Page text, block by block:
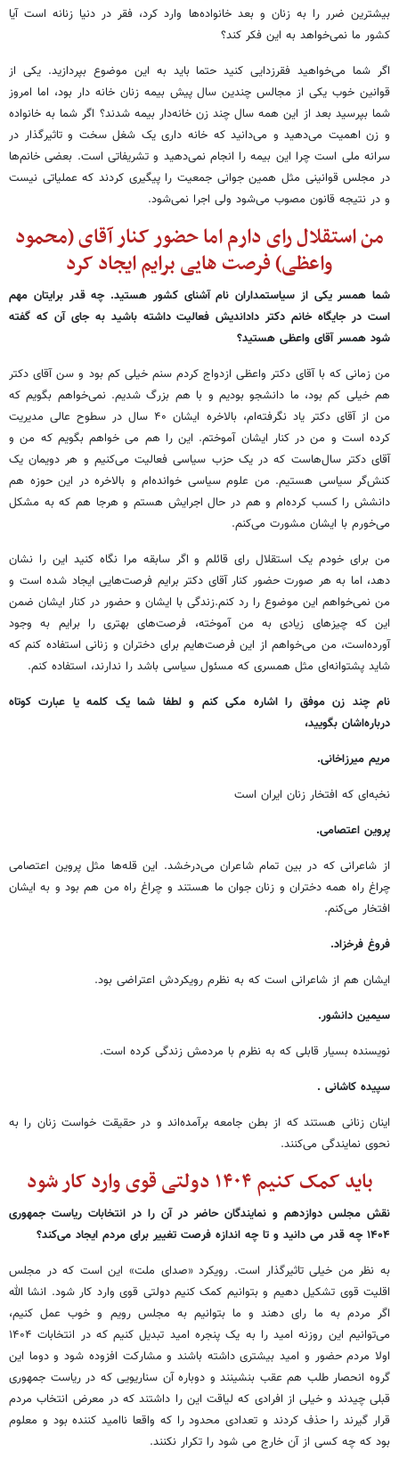
بیشترین ضرر را به زنان و بعد خانواده‌ها وارد کرد، فقر در دنیا زنانه است آیا
کشور ما نمی‌خواهد به این فکر کند؟
اگر شما می‌خواهید فقرزدایی کنید حتما باید به این موضوع بپردازید. یکی از
قوانین خوب یکی از مجالس چندین سال پیش بیمه زنان خانه دار بود، اما امروز
شما بپرسید بعد از این همه سال چند زن خانه‌دار بیمه شدند؟ اگر شما به خانواده
و زن اهمیت می‌دهید و می‌دانید که خانه داری یک شغل سخت و تاثیرگذار در
سرانه ملی است چرا این بیمه را انجام نمی‌دهید و تشریفاتی است. بعضی خانم‌ها
در مجلس قوانینی مثل همین جوانی جمعیت را پیگیری کردند که عملیاتی نیست
و در نتیجه قانون مصوب می‌شود ولی اجرا نمی‌شود.
من استقلال رای دارم اما حضور کنار آقای (محمود
واعظی) فرصت هایی برایم ایجاد کرد
شما همسر یکی از سیاستمداران نام آشنای کشور هستید. چه قدر برایتان مهم
است در جایگاه خانم دکتر داداندیش فعالیت داشته باشید به جای آن که گفته
شود همسر آقای واعظی هستید؟
من زمانی که با آقای دکتر واعظی ازدواج کردم سنم خیلی کم بود و سن آقای دکتر
هم خیلی کم بود، ما دانشجو بودیم و با هم بزرگ شدیم. نمی‌خواهم بگویم که
من از آقای دکتر یاد نگرفته‌ام، بالاخره ایشان ۴۰ سال در سطوح عالی مدیریت
کرده است و من در کنار ایشان آموختم. این را هم می خواهم بگویم که من و
آقای دکتر سال‌هاست که در یک حزب سیاسی فعالیت می‌کنیم و هر دویمان یک
کنش‌گر سیاسی هستیم. من علوم سیاسی خوانده‌ام و بالاخره در این حوزه هم
دانشش را کسب کرده‌ام و هم در حال اجرایش هستم و هرجا هم که به مشکل
می‌خورم با ایشان مشورت می‌کنم.
من برای خودم یک استقلال رای قائلم و اگر سابقه مرا نگاه کنید این را نشان
دهد، اما به هر صورت حضور کنار آقای دکتر برایم فرصت‌هایی ایجاد شده است و
من نمی‌خواهم این موضوع را رد کنم.زندگی با ایشان و حضور در کنار ایشان ضمن
این که چیزهای زیادی به من آموخته، فرصت‌های بهتری را برایم به وجود
آورده‌است، من می‌خواهم از این فرصت‌هایم برای دختران و زنانی استفاده کنم که
شاید پشتوانه‌ای مثل همسری که مسئول سیاسی باشد را ندارند، استفاده کنم.
نام چند زن موفق را اشاره مکی کنم و لطفا شما یک کلمه یا عبارت کوتاه
درباره‌اشان بگویید،
مریم میرزاخانی.
نخبه‌ای که افتخار زنان ایران است
پروین اعتصامی.
از شاعرانی که در بین تمام شاعران می‌درخشد. این قله‌ها مثل پروین اعتصامی
چراغ راه همه دختران و زنان جوان ما هستند و چراغ راه من هم بود و به ایشان
افتخار می‌کنم.
فروغ فرخزاد.
ایشان هم از شاعرانی است که به نظرم رویکردش اعتراضی بود.
سیمین دانشور.
نویسنده بسیار قابلی که به نظرم با مردمش زندگی کرده است.
سپیده کاشانی .
اینان زنانی هستند که از بطن جامعه برآمده‌اند و در حقیقت خواست زنان را به
نحوی نمایندگی می‌کنند.
باید کمک کنیم ۱۴۰۴ دولتی قوی وارد کار شود
نقش مجلس دوازدهم و نمایندگان حاضر در آن را در انتخابات ریاست جمهوری
۱۴۰۴ چه قدر می دانید و تا چه اندازه فرصت تغییر برای مردم ایجاد می‌کند؟
به نظر من خیلی تاثیرگذار است. رویکرد «صدای ملت» این است که در مجلس
اقلیت قوی تشکیل دهیم و بتوانیم کمک کنیم دولتی قوی وارد کار شود. انشا الله
اگر مردم به ما رای دهند و ما بتوانیم به مجلس رویم و خوب عمل کنیم،
می‌توانیم این روزنه امید را به یک پنجره امید تبدیل کنیم که در انتخابات ۱۴۰۴
اولا مردم حضور و امید بیشتری داشته باشند و مشارکت افزوده شود و دوما این
گروه انحصار طلب هم عقب بنشینند و دوباره آن سناریویی که در ریاست جمهوری
قبلی چیدند و خیلی از افرادی که لیاقت این را داشتند که در معرض انتخاب مردم
قرار گیرند را حذف کردند و تعدادی محدود را که واقعا ناامید کننده بود و معلوم
بود که چه کسی از آن خارج می شود را تکرار نکنند.